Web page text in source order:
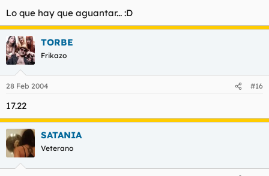
Lo que hay que aguantar... :D
TORBE
Frikazo
28 Feb 2004 #16
17.22
SATANIA
Veterano